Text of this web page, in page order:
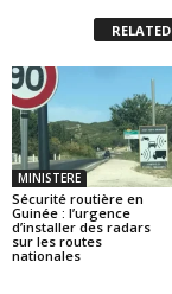
MINISTERE
Sécurité routière en
Guinée : l’urgence
d’installer des radars
sur les routes
nationales